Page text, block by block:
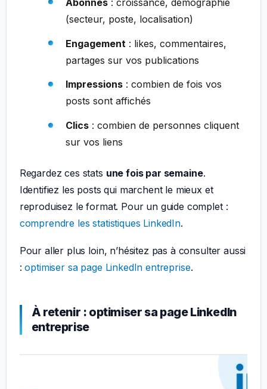
(secteur, poste, localisation)
Engagement : likes, commentaires,
partages sur vos publications
Impressions: combien de fois vos
posts sont affichés
Clics: combien de personnes cliquent
sur vos liens
Regardez ces stats une fois par semaine.
Identifiez les posts qui marchent le mieux et
reproduisez le format. Pour un guide complet :
comprendre les statistiques LinkedIn.
Pour aller plus loin, n’hésitez pas à consulter aussi
:optimiser sa page LinkedIn entreprise.
À retenir : optimiser sa page LinkedIn
entreprise